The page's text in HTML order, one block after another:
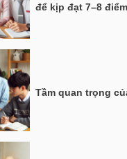
để kịp đạt 7–8
Tầm quan trọng